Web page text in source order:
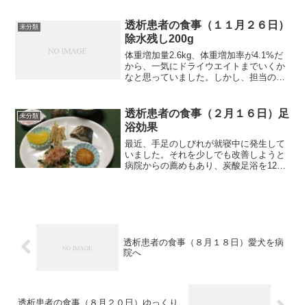
単に説明してもらいました。基本的なこ
とだけですね。それ...
未分類
透析患者の食事（１１月２６日）
除水残し200g
体重増加量2.6kg、体重増加率が4.1%だ
から、一気にドライウエイトまでいくか
なと思っていました。しかし、担当の臨
しょうとのこと。2.6kgでは、血圧が...
未分類
透析患者の食事（２月１６日）足
浴効果
最近、手足のしびれが就寝中に発生して
いました。それを少しでも改善しようと
病院からの薦めもあり、炭酸足浴を12日
透析患者の食事（８月１８日）愛犬を病
院へ
透析患者の食事（８月２０日）ゆっくり